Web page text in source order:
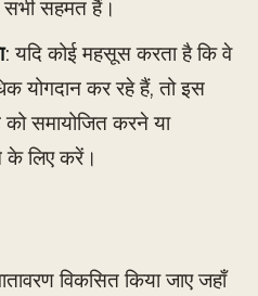
सहमत हैं।
: यदि कोई महसूस करता है कि वे
योगदान कर रहे हैं, तो इस
समायोजित करने या
के लिए करें।
विकसित किया जाए जहाँ